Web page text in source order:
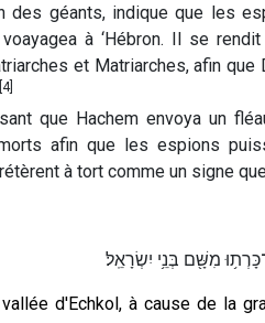
des géants, indique que les
voayagea à ‘Hébron. Il se
et Matriarches, afin que
[4]
que Hachem envoya un
afin que les espions
à tort comme un signe
מִשָּׁ֖ם בְּנֵ֥י יִשְׂרָאֵֽל׃
d'Echkol, à cause de la